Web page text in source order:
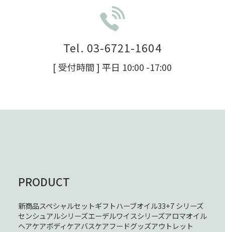
Tel. 03-6721-1604
[ 受付時間 ] 平日 10:00 -17:00
PRODUCT
新商品スペシャルセットギフトハーブオイル33+7 シリーズ
センシュアルシリーズエーデルワイスシリーズアロマオイル
ヘアケアボディケアバスケアフードグッズアウトレット